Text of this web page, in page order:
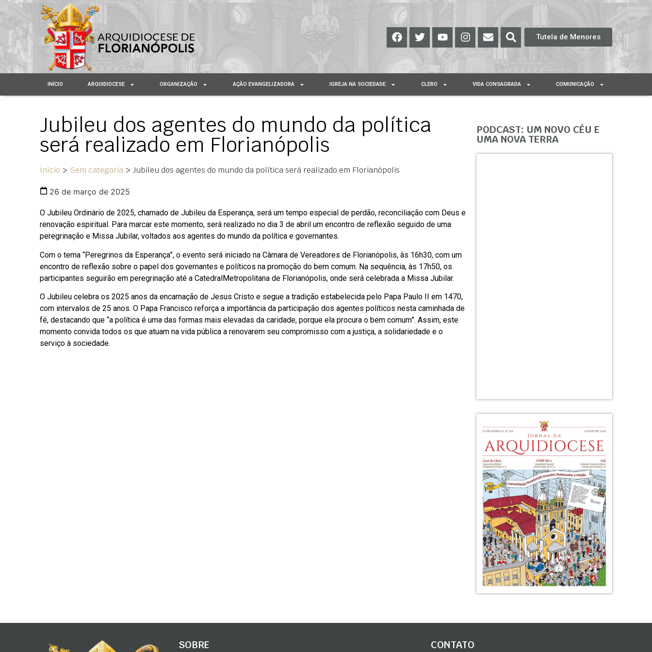
Tutela de Menores
INÍCIO ARQUIDIOCESE ORGANIZAÇÃO AÇÃO EVANGELIZADORA IGREJA NA SOCIEDADE CLERO VIDA CONSAGRADA COMUNICAÇÃO
Jubileu dos agentes do mundo da política
será realizado em Florianópolis
Início > Sem categoria > Jubileu dos agentes do mundo da política será realizado em Florianópolis
26 de março de 2025
O Jubileu Ordinário de 2025, chamado de Jubileu da Esperança, será um tempo especial de perdão, reconciliação com Deus e
renovação espiritual. Para marcar este momento, será realizado no dia 3 de abril um encontro de reflexão seguido de uma
peregrinação e Missa Jubilar, voltados aos agentes do mundo da política e governantes.
Com o tema “Peregrinos da Esperança”, o evento será iniciado na Câmara de Vereadores de Florianópolis, às 16h30, com um
encontro de reflexão sobre o papel dos governantes e políticos na promoção do bem comum. Na sequência, às 17h50, os
participantes seguirão em peregrinação até a CatedralMetropolitana de Florianópolis, onde será celebrada a Missa Jubilar.
O Jubileu celebra os 2025 anos da encarnação de Jesus Cristo e segue a tradição estabelecida pelo Papa Paulo II em 1470,
com intervalos de 25 anos. O Papa Francisco reforça a importância da participação dos agentes políticos nesta caminhada de
fé, destacando que “a política é uma das formas mais elevadas da caridade, porque ela procura o bem comum”. Assim, este
momento convida todos os que atuam na vida pública a renovarem seu compromisso com a justiça, a solidariedade e o
serviço à sociedade.
PODCAST: UM NOVO CÉU E
UMA NOVA TERRA
SOBRE CONTATO